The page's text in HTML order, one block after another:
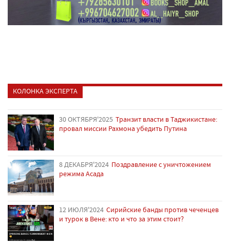
КОЛОНКА ЭКСПЕРТА
30 ОКТЯБРЯ'2025 Транзит власти в Таджикистане:
провал миссии Рахмона убедить Путина
8 ДЕКАБРЯ'2024 Поздравление с уничтожением
режима Асада
12 ИЮЛЯ'2024 Сирийские банды против чеченцев
и турок в Вене: кто и что за этим стоит?